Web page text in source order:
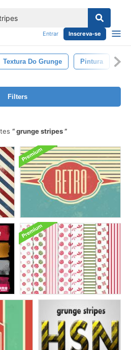
Entrar Inscreva-se
Textura Do Grunge Pintura
Filters
grunge stripes